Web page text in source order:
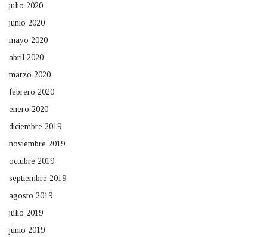
julio 2020
junio 2020
mayo 2020
abril 2020
marzo 2020
febrero 2020
enero 2020
diciembre 2019
noviembre 2019
octubre 2019
septiembre 2019
agosto 2019
julio 2019
junio 2019